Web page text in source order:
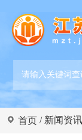
首页 / 新闻资讯